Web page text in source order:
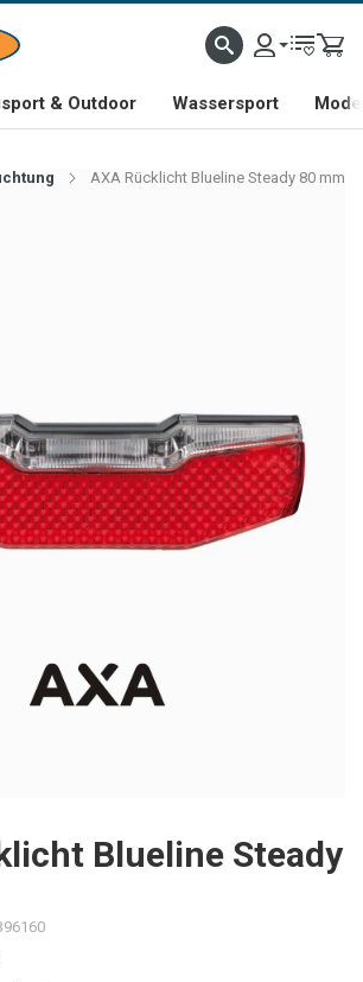
& Outdoor Wassersport
AXA Rücklicht Blueline Steady 80 mm
Blueline Steady